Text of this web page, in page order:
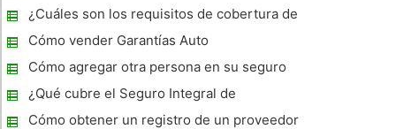
¿Cuáles son los requisitos de cobertura de
seguro de auto completo para Oklahoma?
Cómo vender Garantías Auto
Cómo agregar otra persona en su seguro
de coche
¿Qué cubre el Seguro Integral de
motocicleta?
Cómo obtener un registro de un proveedor